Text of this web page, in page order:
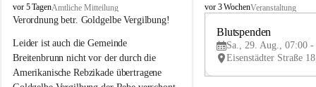
B
r
i
t
e
n
vor 5 TagenAmtliche Mitteilung
Verordnung betr. Goldgelbe Vergilbung!
Leider ist auch die Gemeinde
Breitenbrunn nicht vor der durch die
Amerikanische Rebzikade übertragene
B
e
vor 3 WochenVeranstaltung
Blutspenden
Sa., 29. Aug., 07:00 -